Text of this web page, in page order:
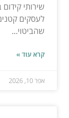
שירותי
לעסקים
שהביטוי...
קרא עוד »
אפר 10, 2026